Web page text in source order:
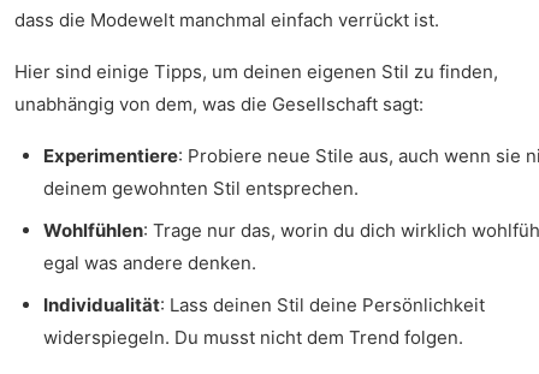
dass die Modewelt manchmal einfach verrückt ist.
Hier sind einige Tipps, um deinen eigenen Stil zu finden,
unabhängig von dem, was die Gesellschaft sagt:
Experimentiere: Probiere neue Stile aus, auch wenn sie
deinem gewohnten Stil entsprechen.
Wohlfühlen: Trage nur das, worin du dich wirklich
egal was andere denken.
Individualität: Lass deinen Stil deine Persönlichkeit
widerspiegeln. Du musst nicht dem Trend folgen.